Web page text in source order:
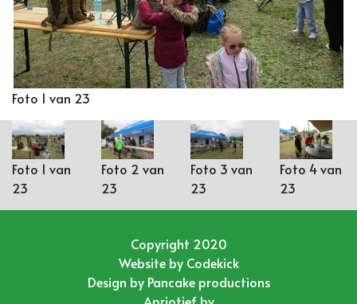
Foto 1 van 23
Foto 1 van
23
Foto 2 van
23
Foto 3 van
23
Foto 4 van
23
Copyright 2020
Website by Codekick
Design by Pancake productions